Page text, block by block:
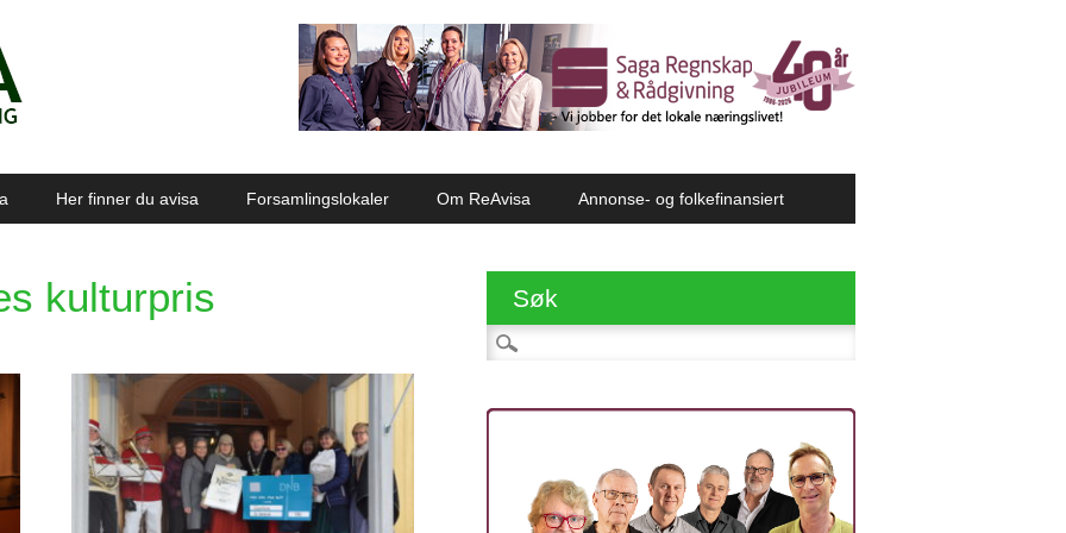
Her finner du avisa Forsamlingslokaler Om ReAvisa Annonse- og folkefinansiert
kulturpris Søk
Søk etter: